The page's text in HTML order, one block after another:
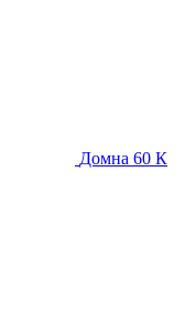
Домна 60 К